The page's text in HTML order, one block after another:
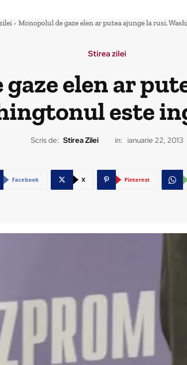
Monopolul de gaze elen ar putea ajunge la rusi.
Stirea zilei
elen ar
este
Scris de: Stirea Zilei in: ianuarie 22, 2013
Facebook X Pinterest